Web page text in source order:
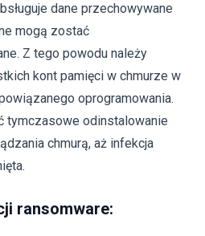
dane przechowywane
mogą zostać
Z tego powodu należy
kont pamięci w chmurze w
oprogramowania.
tymczasowe odinstalowanie
chmurą, aż infekcja
ransomware: